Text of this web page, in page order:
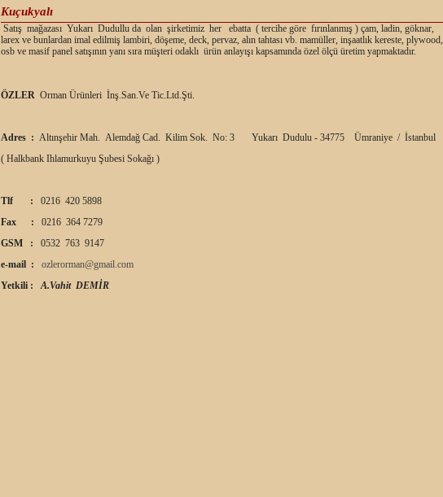
Kuçukyalı
Satış mağazası Yukarı Dudullu da olan şirketimiz her ebatta ( tercihe göre fırınlanmış ) çam, ladin, göknar,
larex ve bunlardan imal edilmiş lambiri, döşeme, deck, pervaz, alın tahtası vb. mamüller, inşaatlık kereste, plywood,
osb ve masif panel satışının yanı sıra müşteri odaklı ürün anlayışı kapsamında özel ölçü üretim yapmaktadır.
ÖZLER Orman Ürünleri İnş.San.Ve Tic.Ltd.Şti.
Adres : Altınşehir Mah. Alemdağ Cad. Kilim Sok. No: 3 Yukarı Dudulu - 34775 Ümraniye / İstanbul
( Halkbank Ihlamurkuyu Şubesi Sokağı )
Tlf :
0216 420 5898
Fax :
0216 364 7279
GSM :
0532 763 9147
e-mail :
ozlerorman@gmail.com
Yetkili :
A.Vahit DEMİR